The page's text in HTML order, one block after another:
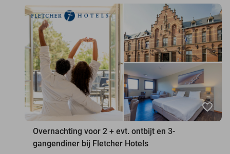
favorite_border
Overnachting voor 2 + evt. ontbijt en 3-
gangendiner bij Fletcher Hotels